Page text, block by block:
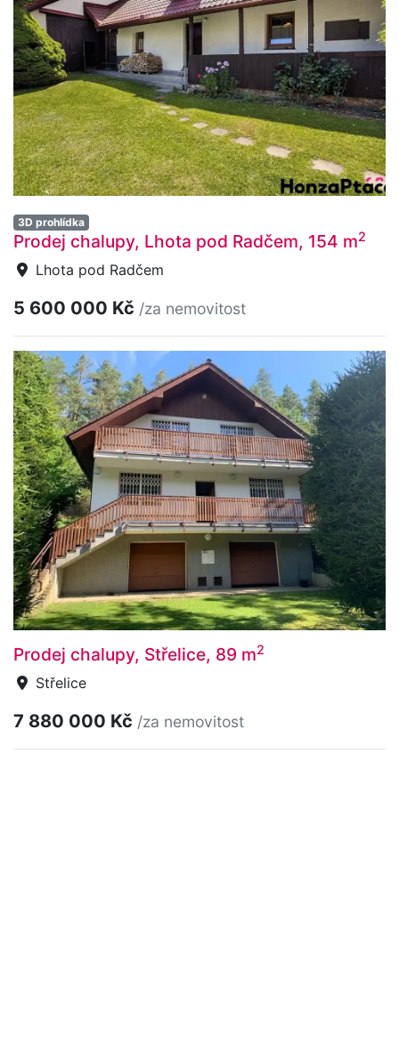
3D prohlídka
Prodej chalupy, Lhota pod Radčem, 154 m2
Lhota pod Radčem
5 600 000 Kč /za nemovitost
Prodej chalupy, Střelice, 89 m2
Střelice
7 880 000 Kč /za nemovitost